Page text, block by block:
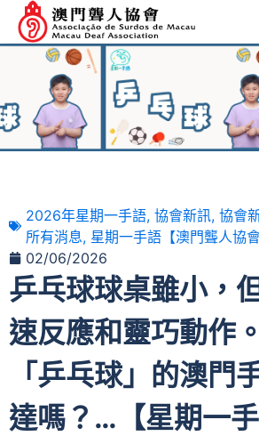
2026年星期一手語, 協會新訊, 協會
所有消息, 星期一手語【澳門聾人協
02/06/2026
乒乓球球桌雖小，
速反應和靈巧動作
「乒乓球」的澳門
達嗎？…【星期一手